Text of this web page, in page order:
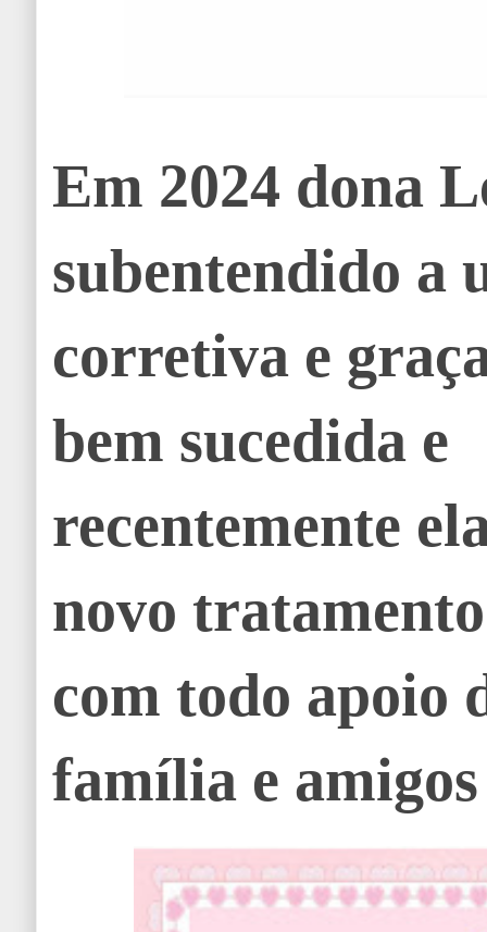
Em 2024 dona
subentendido a
corretiva e
bem sucedida e
recentemente
novo
com todo apoio
família e